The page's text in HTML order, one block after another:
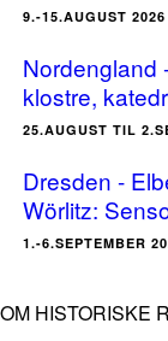
9.-15.AUGUST 2026
Nordengland
klostre,
25.AUGUST TIL
Dresden -
Wörlitz:
1.-6.SEPTEMBER
OM HISTORISKE